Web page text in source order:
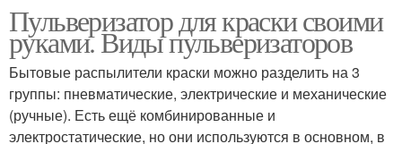
краскопульт
краскопульт
Самодельный
краскопульт
Краскопульт для
покраски
Пульверизатор для краски своими
руками. Виды пульверизаторов
Бытовые распылители краски можно разделить на 3
группы: пневматические, электрические и механические
(ручные). Есть ещё комбинированные и
электростатические, но они используются в основном, в